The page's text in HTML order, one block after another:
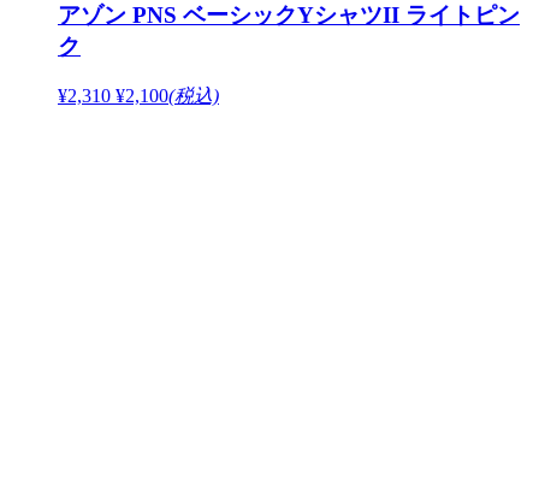
アゾン PNS ベーシックYシャツII ライトピン
ク
¥2,310 ¥2,100(税込)